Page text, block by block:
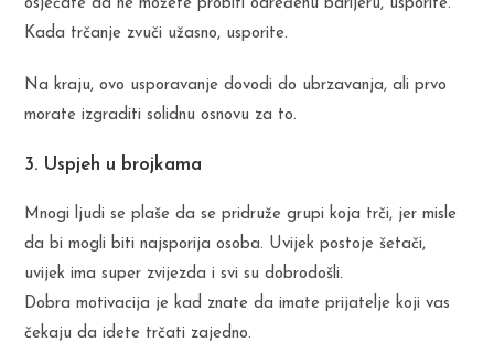
osjećate da ne možete probiti određenu barijeru, usporite.
Kada trčanje zvuči užasno, usporite.
Na kraju, ovo usporavanje dovodi do ubrzavanja, ali prvo
morate izgraditi solidnu osnovu za to.
3. Uspjeh u brojkama
Mnogi ljudi se plaše da se pridruže grupi koja trči, jer misle
da bi mogli biti najsporija osoba. Uvijek postoje šetači,
uvijek ima super zvijezda i svi su dobrodošli.
Dobra motivacija je kad znate da imate prijatelje koji vas
čekaju da idete trčati zajedno.